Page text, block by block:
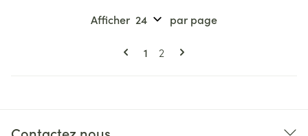
Pages
Vous lisez actuellement la page
1 Page
2
Afficher par page